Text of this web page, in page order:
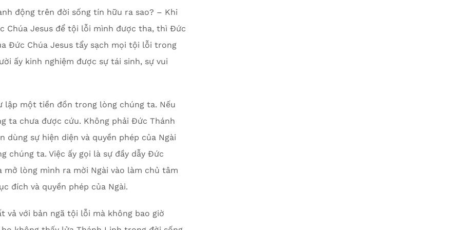
động trên đời sống tín hữu ra sao? – Khi
Chúa Jesus để tội lỗi mình được tha, thì Đức
Đức Chúa Jesus tẩy sạch mọi tội lỗi trong
ấy kinh nghiệm được sự tái sinh, sự vui
lập một tiền đồn trong lòng chúng ta. Nếu
ta chưa được cứu. Không phải Đức Thánh
sự hiện diện và quyền phép của Ngài
chúng ta. Việc ấy gọi là sự đầy dẫy Đức
lòng mình ra mời Ngài vào làm chủ tâm
đích và quyền phép của Ngài.
với bản ngã tội lỗi mà không bao giờ